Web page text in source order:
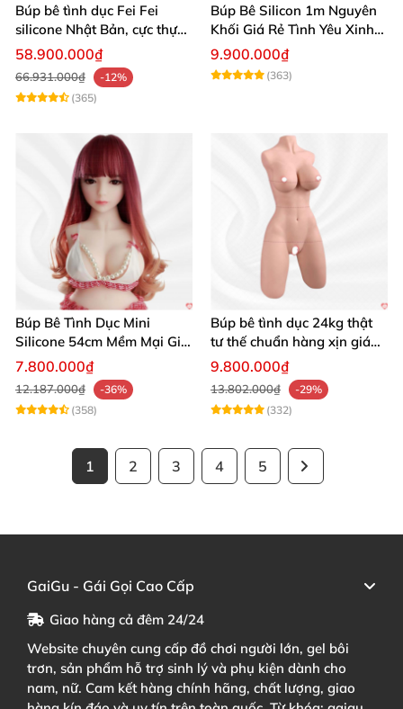
Búp bê tình dục Fei Fei
silicone Nhật Bản, cực thực,
giá tốt
58.900.000₫
66.931.000₫
-12%
(365)
Búp Bê Silicon 1m Nguyên
Khối Giá Rẻ Tình Yêu Xinh
Đẹp
9.900.000₫
(363)
Búp Bê Tình Dục Mini
Silicone 54cm Mềm Mại Giá
Tốt Tặng Quà
7.800.000₫
12.187.000₫
-36%
(358)
Búp bê tình dục 24kg thật
tư thế chuẩn hàng xịn giá
tốt
9.800.000₫
13.802.000₫
-29%
(332)
1 2 3 4 5
GaiGu - Gái Gọi Cao Cấp
Giao hàng cả đêm 24/24
Website chuyên cung cấp đồ chơi người lớn, gel bôi
trơn, sản phẩm hỗ trợ sinh lý và phụ kiện dành cho
nam, nữ. Cam kết hàng chính hãng, chất lượng, giao